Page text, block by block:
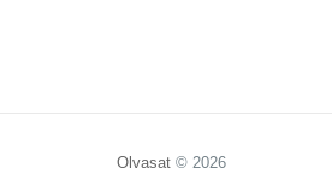
Olvasat © 2026